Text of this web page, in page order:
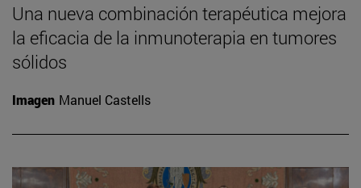
Una nueva combinación terapéutica mejora
la eficacia de la inmunoterapia en tumores
sólidos
Imagen Manuel Castells